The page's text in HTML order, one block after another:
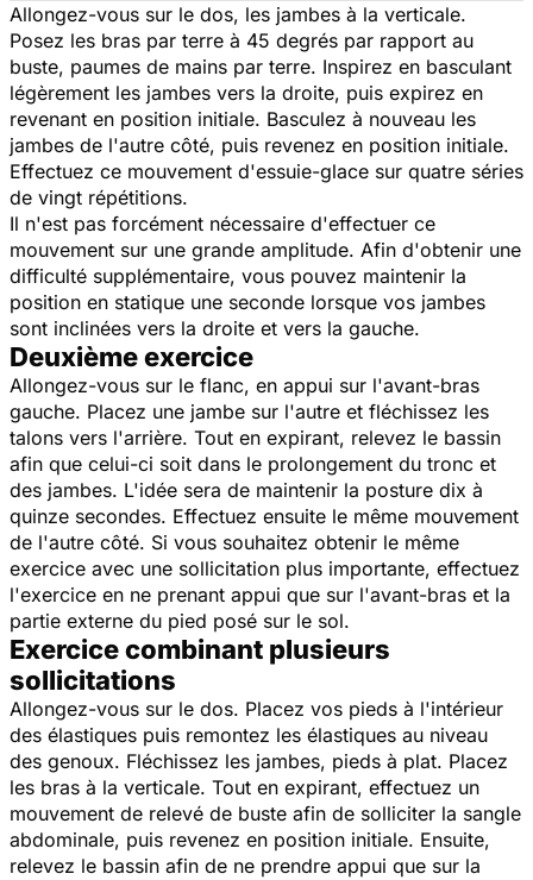
Allongez-vous sur le dos, les jambes à la verticale.
Posez les bras par terre à 45 degrés par rapport au
buste, paumes de mains par terre. Inspirez en basculant
légèrement les jambes vers la droite, puis expirez en
revenant en position initiale. Basculez à nouveau les
jambes de l'autre côté, puis revenez en position initiale.
Effectuez ce mouvement d'essuie-glace sur quatre séries
de vingt répétitions.
Il n'est pas forcément nécessaire d'effectuer ce
mouvement sur une grande amplitude. Afin d'obtenir une
difficulté supplémentaire, vous pouvez maintenir la
position en statique une seconde lorsque vos jambes
sont inclinées vers la droite et vers la gauche.
Deuxième exercice
Allongez-vous sur le flanc, en appui sur l'avant-bras
gauche. Placez une jambe sur l'autre et fléchissez les
talons vers l'arrière. Tout en expirant, relevez le bassin
afin que celui-ci soit dans le prolongement du tronc et
des jambes. L'idée sera de maintenir la posture dix à
quinze secondes. Effectuez ensuite le même mouvement
de l'autre côté. Si vous souhaitez obtenir le même
exercice avec une sollicitation plus importante, effectuez
l'exercice en ne prenant appui que sur l'avant-bras et la
partie externe du pied posé sur le sol.
Exercice combinant plusieurs
sollicitations
Allongez-vous sur le dos. Placez vos pieds à l'intérieur
des élastiques puis remontez les élastiques au niveau
des genoux. Fléchissez les jambes, pieds à plat. Placez
les bras à la verticale. Tout en expirant, effectuez un
mouvement de relevé de buste afin de solliciter la sangle
abdominale, puis revenez en position initiale. Ensuite,
relevez le bassin afin de ne prendre appui que sur la